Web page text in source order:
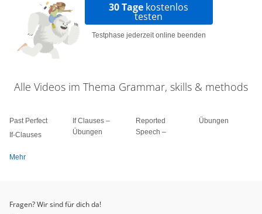
30 Tage kostenlos
testen
Testphase jederzeit online beenden
Alle Videos im Thema Grammar, skills & methods
Past Perfect
If-Clauses
If Clauses –
Übungen
Reported
Speech –
Übungen
Mehr
Fragen? Wir sind für dich da!